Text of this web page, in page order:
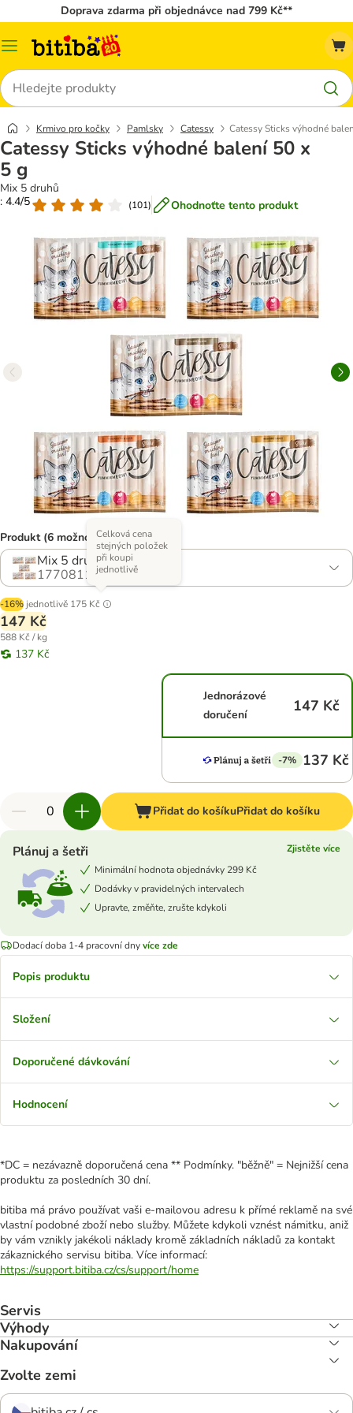
Doprava zdarma při objednávce nad 799 Kč**
Kategorie
Hledat
Krmivo pro kočky Pamlsky Catessy Catessy Sticks výhodné
Catessy Sticks výhodné balení 50 x
5 g
Mix 5 druhů
: 4.4/5
(101) Ohodnoťte tento produkt
Produkt (6 možností)
Mix 5 druhů
1770811.4
-16% jednotlivě 175 Kč
Celková cena
stejných položek
při koupi
jednotlivě
147 Kč
588 Kč / kg
137 Kč
Jednorázové
doručení
147 Kč
-7% 137 Kč
Přidat do košíkuPřidat do košíku
Plánuj a šetři
Zjistěte více
Minimální hodnota objednávky 299 Kč
Dodávky v pravidelných intervalech
Upravte, změňte, zrušte kdykoli
Dodací doba 1-4 pracovní dnyvíce zde
Popis produktu
Složení
Doporučené dávkování
Hodnocení
*DC = nezávazně doporučená cena ** Podmínky. "běžně" = Nejnižší cena
produktu za posledních 30 dní.
bitiba má právo používat vaši e-mailovou adresu k přímé reklamě na své
vlastní podobné zboží nebo služby. Můžete kdykoli vznést námitku, aniž
by vám vznikly jakékoli náklady kromě základních nákladů za kontakt
zákaznického servisu bitiba. Více informací:
https://support.bitiba.cz/cs/support/home
Servis
Výhody
Nakupování
Zvolte zemi